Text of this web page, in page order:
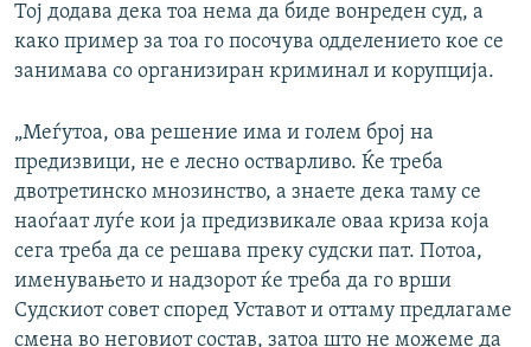
Тој додава дека тоа нема да биде вонреден суд, а
како пример за тоа го посочува одделението кое се
занимава со организиран криминал и корупција.
„Меѓутоа, ова решение има и голем број на
предизвици, не е лесно остварливо. Ќе треба
двотретинско мнозинство, а знаете дека таму се
наоѓаат луѓе кои ја предизвикале оваа криза која
сега треба да се решава преку судски пат. Потоа,
именувањето и надзорот ќе треба да го врши
Судскиот совет според Уставот и оттаму предлагаме
смена во неговиот состав, затоа што не можеме да